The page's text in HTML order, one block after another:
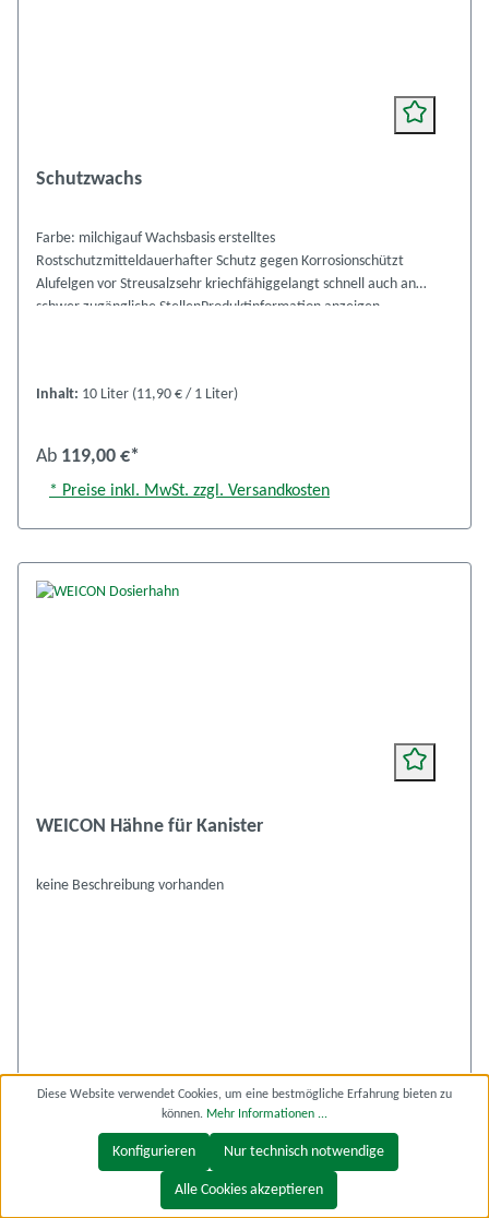
Schutzwachs
Farbe: milchigauf Wachsbasis erstelltes
Rostschutzmitteldauerhafter Schutz gegen Korrosionschützt
Alufelgen vor Streusalzsehr kriechfähiggelangt schnell auch an
schwer zugängliche StellenProduktinformation anzeigen
Inhalt: 10 Liter (11,90 € / 1 Liter)
Ab 119,00 €*
* Preise inkl. MwSt. zzgl. Versandkosten
WEICON Hähne für Kanister
keine Beschreibung vorhanden
Ab11,78 €*
* Preise inkl. MwSt. zzgl. Versandkosten
Diese Website verwendet Cookies, um eine bestmögliche Erfahrung bieten zu
können. Mehr Informationen ...
Nur technisch notwendige
Konfigurieren
Alle Cookies akzeptieren